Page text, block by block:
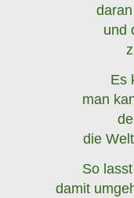
und
Es
man
die
So
damit